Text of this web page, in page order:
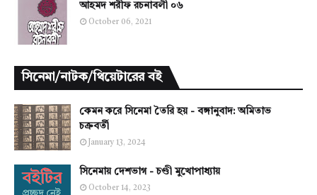
আহমদ শরীফ রচনাবলী ০৬
October 06, 2021
সিনেমা/নাটক/থিয়েটারের বই
কেমন করে সিনেমা তৈরি হয় - বঙ্গানুবাদ: অমিতাভ
চক্রবর্তী
January 13, 2024
সিনেমায় দেশভাগ - চণ্ডী মুখোপাধ্যায়
October 14, 2023